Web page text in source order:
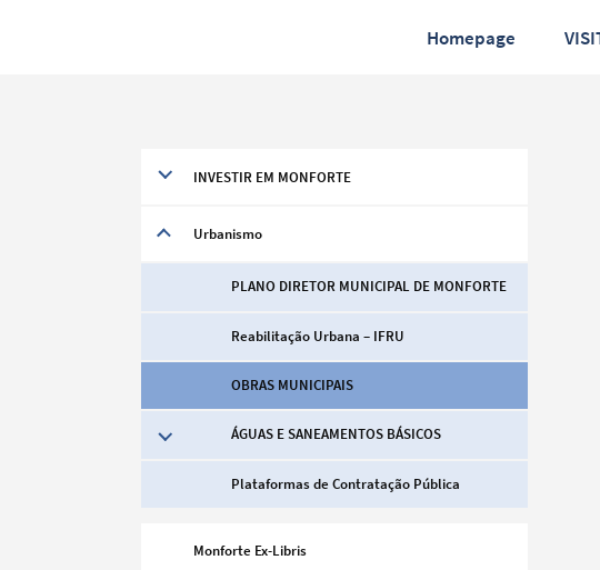
Homepage
INVESTIR EM MONFORTE
Urbanismo
PLANO DIRETOR MUNICIPAL DE MONFORTE
Reabilitação Urbana – IFRU
OBRAS MUNICIPAIS
ÁGUAS E SANEAMENTOS BÁSICOS
Plataformas de Contratação Pública
Monforte Ex-Libris